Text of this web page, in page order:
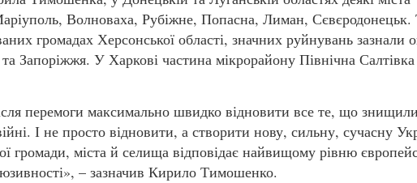
Волноваха, Рубіжне, Попасна, Лиман, Сєвєродонецьк.
громадах Херсонської області, значних руйнувань зазнали
Запоріжжя. У Харкові частина мікрорайону Північна Салтівка
перемоги максимально швидко відновити все те, що знищили
І не просто відновити, а створити нову, сильну, сучасну
громади, міста й селища відповідає найвищому рівню
– зазначив Кирило Тимошенко.